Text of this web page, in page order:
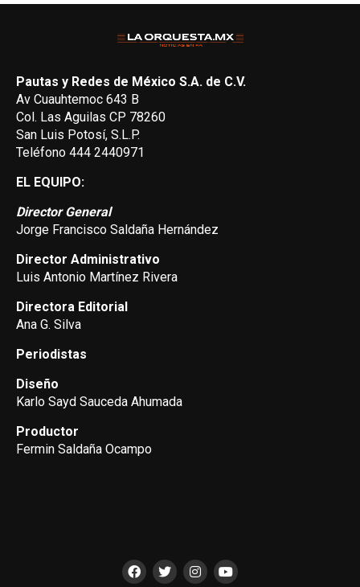
Pautas y Redes de México S.A. de C.V.
Av Cuauhtemoc 643 B
Col. Las Aguilas CP 78260
San Luis Potosí, S.L.P.
Teléfono 444 2440971
EL EQUIPO:
Director General
Jorge Francisco Saldaña Hernández
Director Administrativo
Luis Antonio Martínez Rivera
Directora Editorial
Ana G. Silva
Periodistas
Diseño
Karlo Sayd Sauceda Ahumada
Productor
Fermin Saldaña Ocampo